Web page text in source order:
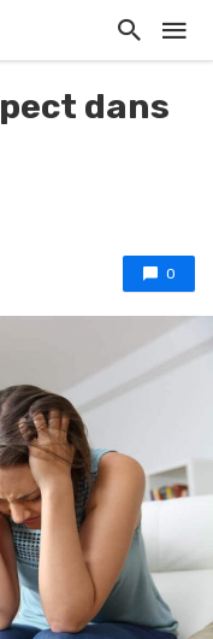
dans
0